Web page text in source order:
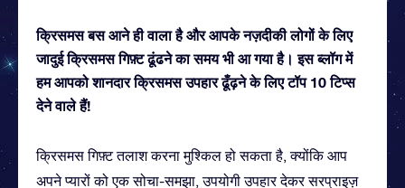
क्रिसमस बस आने ही वाला है और आपके नज़दीकी लोगों के लिए
जादुई क्रिसमस गिफ़्ट ढूंढने का समय भी आ गया है। इस ब्लॉग में
हम आपको शानदार क्रिसमस उपहार ढूँढ़ने के लिए टॉप 10 टिप्स
देने वाले हैं!
क्रिसमस गिफ़्ट तलाश करना मुश्किल हो सकता है, क्योंकि आप
अपने प्यारों को एक सोचा-समझा, उपयोगी उपहार देकर सरप्राइज़